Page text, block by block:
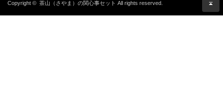
Copyright © 茶山（さやま）の関心事セット All rights reserved.